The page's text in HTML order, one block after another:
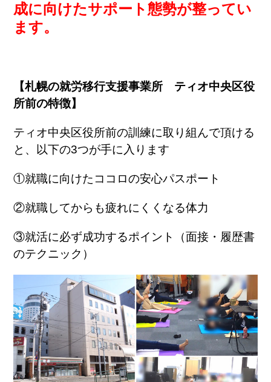
成に向けたサポート態勢が整ってい
ます。
【札幌の就労移行支援事業所 ティオ中央区役
所前の特徴】
ティオ中央区役所前の訓練に取り組んで頂ける
と、以下の3つが手に入ります
①就職に向けたココロの安心パスポート
②就職してからも疲れにくくなる体力
③就活に必ず成功するポイント（面接・履歴書
のテクニック）